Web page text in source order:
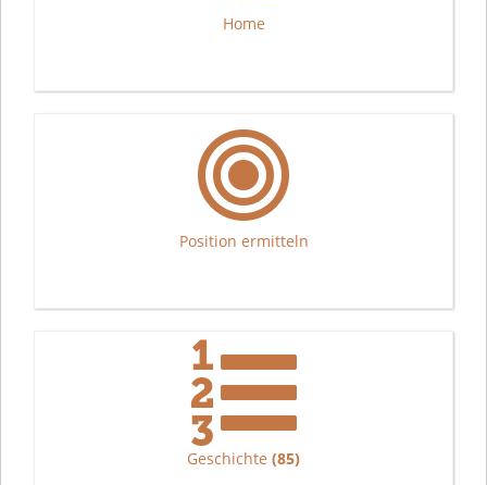
Home
Position ermitteln
Geschichte (85)